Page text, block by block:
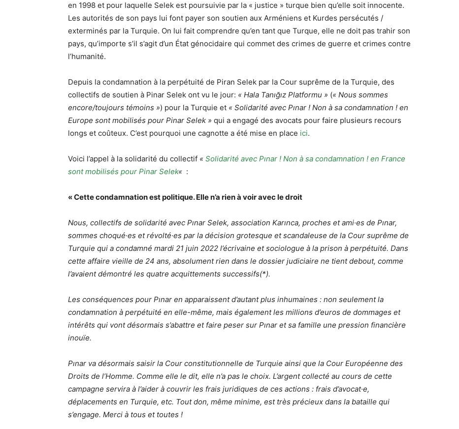
en 1998 et pour laquelle Selek est poursuivie par la « justice » turque bien qu’elle soit innocente.
Les autorités de son pays lui font payer son soutien aux Arméniens et Kurdes persécutés /
exterminés par la Turquie. On lui fait comprendre qu’en tant que Turque, elle ne doit pas trahir son
pays, qu’importe s’il s’agit d’un État génocidaire qui commet des crimes de guerre et crimes contre
l’humanité.
Depuis la condamnation à la perpétuité de Piran Selek par la Cour suprême de la Turquie, des
collectifs de soutien à Pinar Selek ont vu le jour: « Hala Tanığız Platformu » (« Nous sommes
encore/toujours témoins ») pour la Turquie et « Solidarité avec Pınar ! Non à sa condamnation ! en
Europe sont mobilisés pour Pinar Selek » qui a engagé des avocats pour faire plusieurs recours
longs et coûteux. C’est pourquoi une cagnotte a été mise en place ici.
Voici l’appel à la solidarité du collectif « Solidarité avec Pınar ! Non à sa condamnation ! en France
sont mobilisés pour Pinar Selek« :
« Cette condamnation est politique. Elle n’a rien à voir avec le droit
Nous, collectifs de solidarité avec Pınar Selek, association Karınca, proches et ami·es de Pınar,
sommes choqué·es et révolté·es par la décision grotesque et scandaleuse de la Cour suprême de
Turquie qui a condamné mardi 21 juin 2022 l’écrivaine et sociologue à la prison à perpétuité. Dans
cette affaire vieille de 24 ans, absolument rien dans le dossier judiciaire ne tient debout, comme
l’avaient démontré les quatre acquittements successifs(*).
Les conséquences pour Pınar en apparaissent d’autant plus inhumaines : non seulement la
condamnation à perpétuité en elle-même, mais également les millions d’euros de dommages et
intérêts qui vont désormais s’abattre et faire peser sur Pınar et sa famille une pression financière
inouïe.
Pınar va désormais saisir la Cour constitutionnelle de Turquie ainsi que la Cour Européenne des
Droits de l’Homme. Comme elle le dit, elle n’a pas le choix. L’argent collecté au cours de cette
campagne servira à l’aider à couvrir les frais juridiques de ces actions : frais d’avocat·e,
déplacements en Turquie, etc. Tout don, même minime, est très précieux dans la bataille qui
s’engage. Merci à tous et toutes !